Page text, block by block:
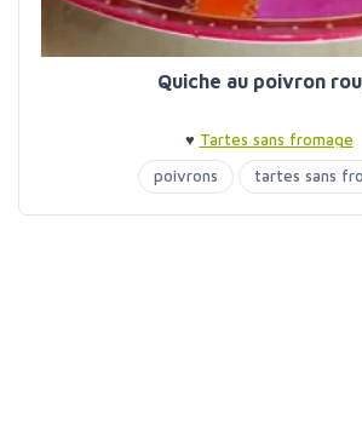
Quiche au poivron
♥ Tartes sans fromage
poivrons
tartes sans